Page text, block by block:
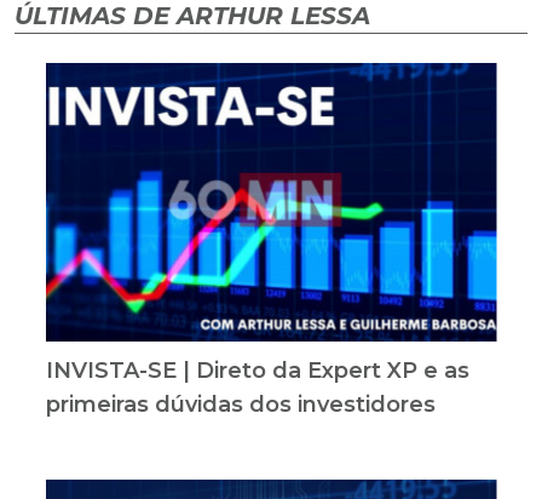
ÚLTIMAS DE ARTHUR LESSA
INVISTA-SE | Direto da Expert XP e as
primeiras dúvidas dos investidores